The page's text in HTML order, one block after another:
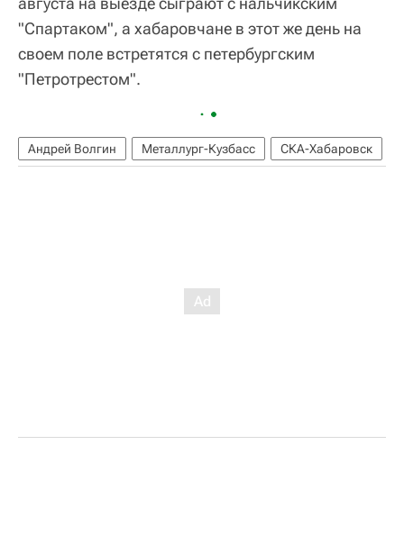
"Спартаком", а хабаровчане в этот же день на
своем поле встретятся с петербургским
"Петротрестом".
Андрей Волгин Металлург-Кузбасс СКА-Хабаровск